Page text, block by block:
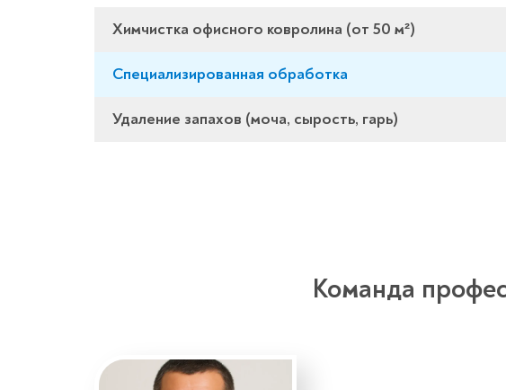
Химчистка офисного ковролина (от 50 м²)
Специализированная обработка
Удаление запахов (моча, сырость, гарь)
Команда